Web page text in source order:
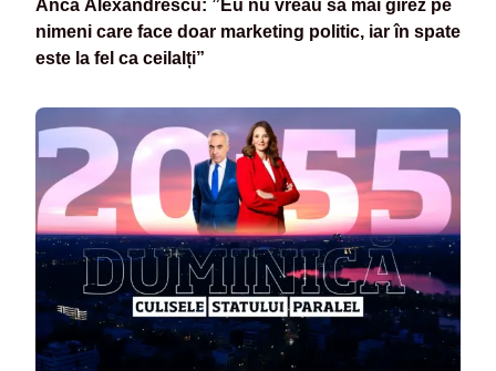
Anca Alexandrescu: ”Eu nu vreau să mai girez pe
nimeni care face doar marketing politic, iar în spate
este la fel ca ceilalți”